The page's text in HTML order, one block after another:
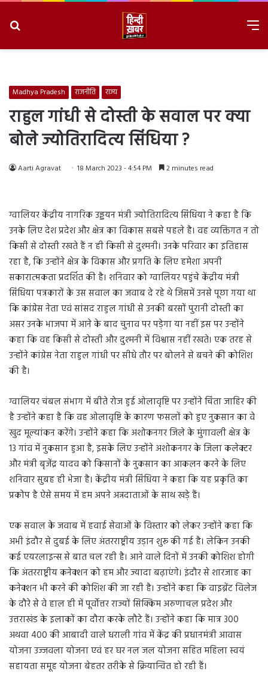
Madhya Pradesh राजनीति राज्य
राहुल गांधी से दोस्ती के सवाल पर क्या
बोले ज्योतिरादित्य सिंधिया ?
Aarti Agravat 18 March 2023 - 4:54 PM 2 minutes read
ग्वालियर केंद्रीय नागरिक उड्डयन मंत्री ज्योतिरादित्य सिंधिया ने कहा है कि
उनके लिए देश प्रदेश और क्षेत्र का विकास सबसे पहले है। वह व्यक्तिगत न तो
किसी से दोस्ती रखते हैं न ही किसी से दुश्मनी। उनके परिवार का इतिहास
रहा है, कि उन्होंने क्षेत्र के विकास और प्रगति के लिए हमेशा अपनी
सकारात्मकता प्रदर्शित की है। शनिवार को ग्वालियर पहुंचे केंद्रीय मंत्री
सिंधिया पत्रकारों के उस सवाल का जवाब दे रहे थे जिसमें उनसे पूछा गया था
कि कांग्रेस नेता एवं सांसद राहुल गांधी से उनकी बरसों पुरानी दोस्ती का
असर उनके भाजपा में आने के बाद चुनाव पर पड़ेगा या नहीं इस पर उन्होंने
कहा कि वह किसी से दोस्ती और दुश्मनी में विश्वास नहीं रखते। एक तरह से
उन्होंने कांग्रेस नेता राहुल गांधी पर सीधे तौर पर बोलने से बचने की कोशिश
की है।
ग्वालियर चंबल संभाग में बीते रोज हुई ओलावृष्टि पर उन्होंने चिंता जाहिर की
है उन्होंने कहा है कि वह ओलावृष्टि के कारण फसलों को हुए नुकसान का वे
खुद मूल्यांकन करेंगे। उन्होंने कहा कि अशोकनगर जिले के मुंगावली क्षेत्र के
13 गांव में नुकसान हुआ है, इसके लिए उन्होंने अशोकनगर के जिला कलेक्टर
और मंत्री बृजेंद्र यादव को किसानों के नुकसान का आकलन करने के लिए
शनिवार सुबह ही भेजा है। केंद्रीय मंत्री सिंधिया ने कहा कि यह प्रकृति का
प्रकोप है ऐसे समय में हम अपने अन्नदाताओं के साथ खड़े हैं।
एक सवाल के जवाब में हवाई सेवाओं के विस्तार को लेकर उन्होंने कहा कि
अभी इंदौर से दुबई के लिए अंतरराष्ट्रीय उड़ान शुरू की गई है। लेकिन उनकी
कई एयरलाइन्स से बात चल रही है। आने वाले दिनों में उनकी कोशिश होगी
कि अंतरराष्ट्रीय कनेक्शन को हम और ज्यादा बढ़ाएंगे। इंदौर से शारजाह का
कनेक्शन भी करने की कोशिश की जा रही है। उन्होंने कहा कि वाइब्रेंट विलेज
के दौरे से वे हाल ही में पूर्वोत्तर राज्यों सिक्किम अरुणाचल प्रदेश और
उत्तराखंड के इलाकों का दौरा करके लौटे हैं। उन्होंने कहा कि मात्र 300
अथवा 400 की आबादी वाले धराली गांव में केंद्र की प्रधानमंत्री आवास
योजना उज्जवला योजना एवं हर घर नल जल योजना सहित महिला स्वयं
सहायता समूह योजना बेहतर तरीके से क्रियान्वित हो रही हैं।